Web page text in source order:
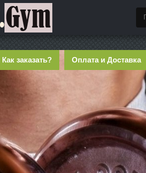
Как заказать? Оплата и Доставка